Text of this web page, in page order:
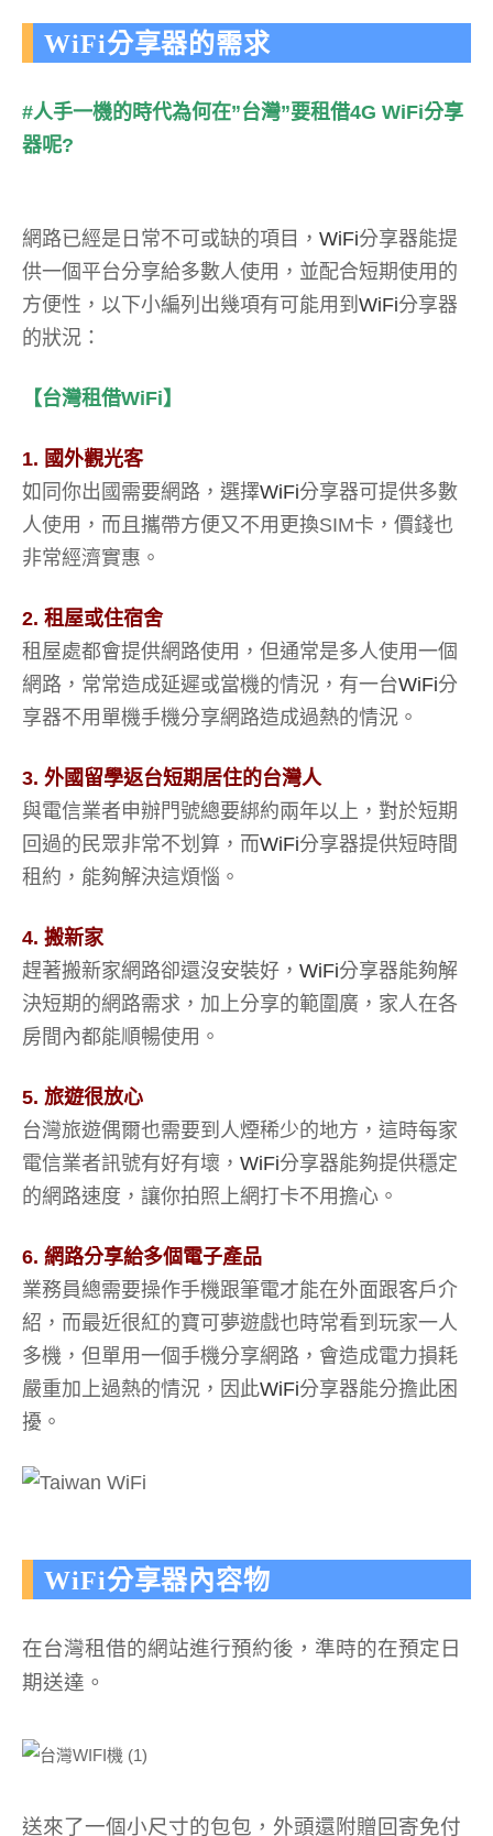
WiFi分享器的需求
#人手一機的時代為何在”台灣”要租借4G WiFi分享
器呢?
網路已經是日常不可或缺的項目， WiFi分享器能提
供一個平台分享給多數人使用，並配合短期使用的
方便性，以下小編列出幾項有可能用到 WiFi分享器
的狀況：
【台灣租借WiFi】
1. 國外觀光客
如同你出國需要網路，選擇WiFi分享器可提供多數
人使用，而且攜帶方便又不用更換SIM卡，價錢也
非常經濟實惠。
2. 租屋或住宿舍
租屋處都會提供網路使用，但通常是多人使用一個
網路，常常造成延遲或當機的情況，有一台WiFi分
享器不用單機手機分享網路造成過熱的情況。
3. 外國留學返台短期居住的台灣人
與電信業者申辦門號總要綁約兩年以上，對於短期
回過的民眾非常不划算，而WiFi分享器提供短時間
租約，能夠解決這煩惱。
4. 搬新家
趕著搬新家網路卻還沒安裝好， WiFi分享器能夠解
決短期的網路需求，加上分享的範圍廣，家人在各
房間內都能順暢使用。
5. 旅遊很放心
台灣旅遊偶爾也需要到人煙稀少的地方，這時每家
電信業者訊號有好有壞， WiFi分享器能夠提供穩定
的網路速度，讓你拍照上網打卡不用擔心。
6. 網路分享給多個電子產品
業務員總需要操作手機跟筆電才能在外面跟客戶介
紹，而最近很紅的寶可夢遊戲也時常看到玩家一人
多機，但單用一個手機分享網路，會造成電力損耗
嚴重加上過熱的情況，因此WiFi分享器能分擔此困
擾。
WiFi分享器內容物
在台灣租借的網站進行預約後，準時的在預定日
期送達。
送來了一個小尺寸的包包，外頭還附贈回寄免付